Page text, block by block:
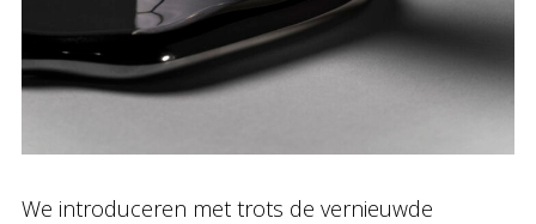
We introduceren met trots de vernieuwde